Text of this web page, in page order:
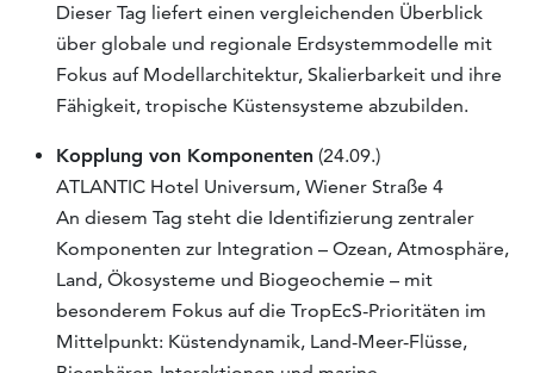
Dieser Tag liefert einen vergleichenden Überblick
über globale und regionale Erdsystemmodelle mit
Fokus auf Modellarchitektur, Skalierbarkeit und ihre
Fähigkeit, tropische Küstensysteme abzubilden.
Kopplung von Komponenten (24.09.)
ATLANTIC Hotel Universum, Wiener Straße 4
An diesem Tag steht die Identifizierung zentraler
Komponenten zur Integration – Ozean, Atmosphäre,
Land, Ökosysteme und Biogeochemie – mit
besonderem Fokus auf die TropEcS-Prioritäten im
Mittelpunkt: Küstendynamik, Land-Meer-Flüsse,